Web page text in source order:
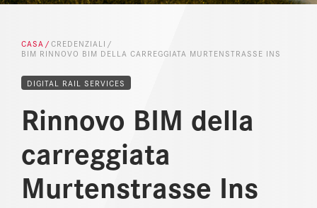
NEWS
SEZIONE DOWNLOAD
CASA CREDENZIALI
BIM RINNOVO BIM DELLA CARREGGIATA MURTENSTRASSE INS
DIGITAL RAIL SERVICES
Rinnovo BIM della
carreggiata
Murtenstrasse Ins